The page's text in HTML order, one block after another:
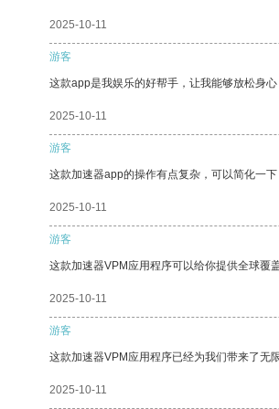
2025-10-11
游客
这款app是我娱乐的好帮手，让我能够放松身心
2025-10-11
游客
这款加速器app的操作有点复杂，可以简化一
2025-10-11
游客
这款加速器VPM应用程序可以给你提供全球覆
2025-10-11
游客
这款加速器VPM应用程序已经为我们带来了无
2025-10-11